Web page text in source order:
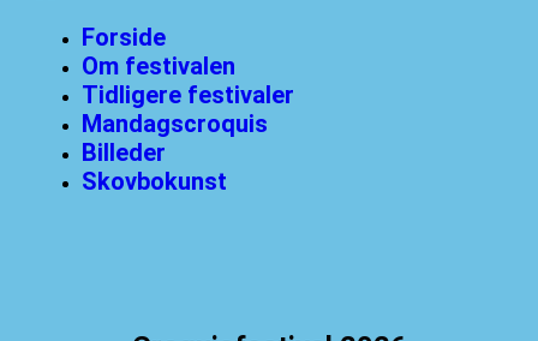
Forside
Om festivalen
Tidligere festivaler
Mandagscroquis
Billeder
Skovbokunst